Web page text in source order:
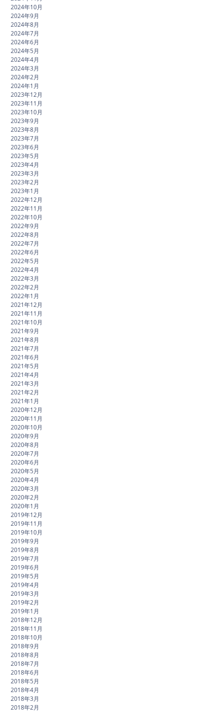
2024年10月
2024年9月
2024年8月
2024年7月
2024年6月
2024年5月
2024年4月
2024年3月
2024年2月
2024年1月
2023年12月
2023年11月
2023年10月
2023年9月
2023年8月
2023年7月
2023年6月
2023年5月
2023年4月
2023年3月
2023年2月
2023年1月
2022年12月
2022年11月
2022年10月
2022年9月
2022年8月
2022年7月
2022年6月
2022年5月
2022年4月
2022年3月
2022年2月
2022年1月
2021年12月
2021年11月
2021年10月
2021年9月
2021年8月
2021年7月
2021年6月
2021年5月
2021年4月
2021年3月
2021年2月
2021年1月
2020年12月
2020年11月
2020年10月
2020年9月
2020年8月
2020年7月
2020年6月
2020年5月
2020年4月
2020年3月
2020年2月
2020年1月
2019年12月
2019年11月
2019年10月
2019年9月
2019年8月
2019年7月
2019年6月
2019年5月
2019年4月
2019年3月
2019年2月
2019年1月
2018年12月
2018年11月
2018年10月
2018年9月
2018年8月
2018年7月
2018年6月
2018年5月
2018年4月
2018年3月
2018年2月